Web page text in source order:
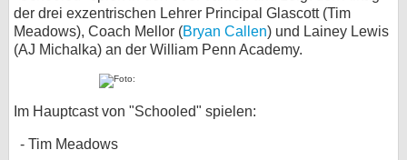
der drei exzentrischen Lehrer Principal Glascott (Tim
Meadows), Coach Mellor (Bryan Callen) und Lainey Lewis
(AJ Michalka) an der William Penn Academy.
Im Hauptcast von "Schooled" spielen:
Tim Meadows